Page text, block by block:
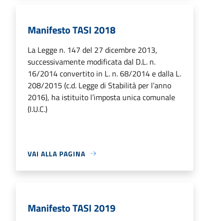
Manifesto TASI 2018
La Legge n. 147 del 27 dicembre 2013,
successivamente modificata dal D.L. n.
16/2014 convertito in L. n. 68/2014 e dalla L.
208/2015 (c.d. Legge di Stabilità per l’anno
2016), ha istituito l’imposta unica comunale
(I.U.C.)
VAI ALLA PAGINA
Manifesto TASI 2019